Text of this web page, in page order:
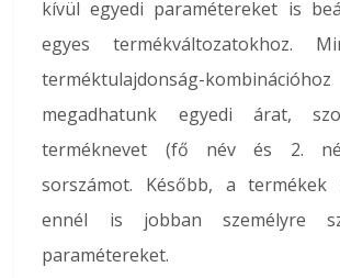
kívül egyedi paramétereket is
egyes termékváltozatokhoz.
terméktulajdonság-kombinációhoz
megadhatunk egyedi árat,
terméknevet (fő név és 2.
sorszámot. Később, a termékek
ennél is jobban személyre
paramétereket.